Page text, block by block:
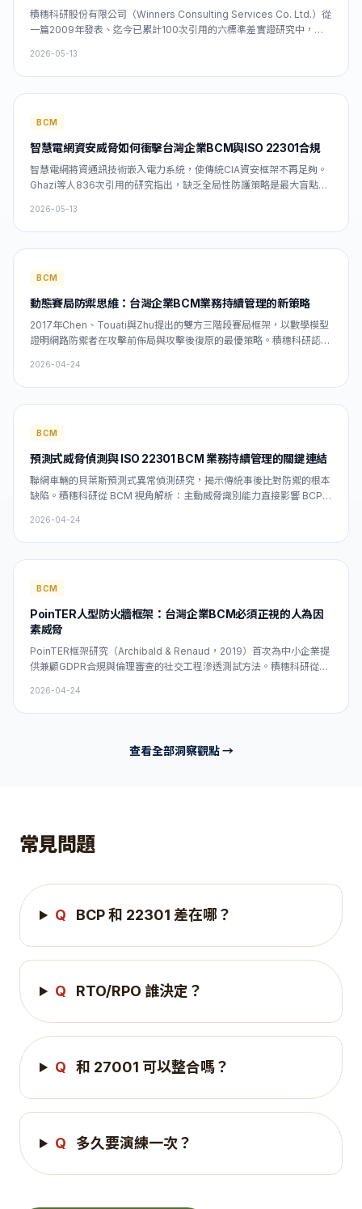
積穗科研股份有限公司（Winners Consulting Services Co. Ltd.）從
一篇2009年發表、迄今已累計100次引用的六標準差實證研究中，提
流程佈局優化這一單一結構性干預，可在不大幅增加資源投入的前提
下，將缺陷肇因
2026-05-13
BCM
智慧電網資安威脅如何衝擊台灣企業BCM與ISO 22301合規
智慧電網將資通訊技術嵌入電力系統，使傳統CIA資安框架不再足夠。
Ghazi等人836次引用的研究指出，缺乏全局性防護策略是最大盲點。
攻擊情境，才能確保RTO目標的真實可達成性。
2026-05-13
BCM
動態賽局防禦思維：台灣企業BCM業務持續管理的新策略
2017年Chen、Touati與Zhu提出的雙方三階段賽局框架，以數學模型
證明網路防禦者在攻擊前佈局與攻擊後復原的最優策略。積穗科研認為
義：BCM必須從靜態文件升級為動態防禦機制，設定科學化RTO/RPO
目標，並以「最惡意攻擊
2026-04-24
BCM
預測式威脅偵測與 ISO 22301 BCM 業務持續管理的關鍵連結
聯網車輛的貝葉斯預測式異常偵測研究，揭示傳統事後比對防禦的根本
缺陷。積穗科研從 BCM 視角解析：主動威脅識別能力直接影響 BCP
22301 業務衝擊分析（BIA）框架，確保業務持續管理真正具備前瞻性
韌性。
2026-04-24
BCM
PoinTER人型防火牆框架：台灣企業BCM必須正視的人為因
素威脅
PoinTER框架研究（Archibald & Renaud，2019）首次為中小企業提
供兼顧GDPR合規與倫理審查的社交工程滲透測試方法。積穗科研從
節，台灣企業應將人為威脅納入BIA，並設定對應的RTO/RPO目標，
才能建立真正完
2026-04-24
查看全部洞察觀點 →
常見問題
Q BCP 和 22301 差在哪？
Q RTO/RPO 誰決定？
Q 和 27001 可以整合嗎？
Q 多久要演練一次？